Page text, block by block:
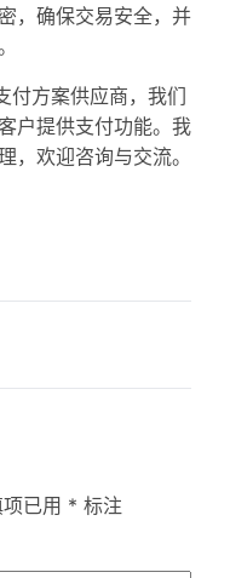
，确保交易安全，并
方案供应商，我们
户提供支付功能。我
，欢迎咨询与交流。
已用 * 标注